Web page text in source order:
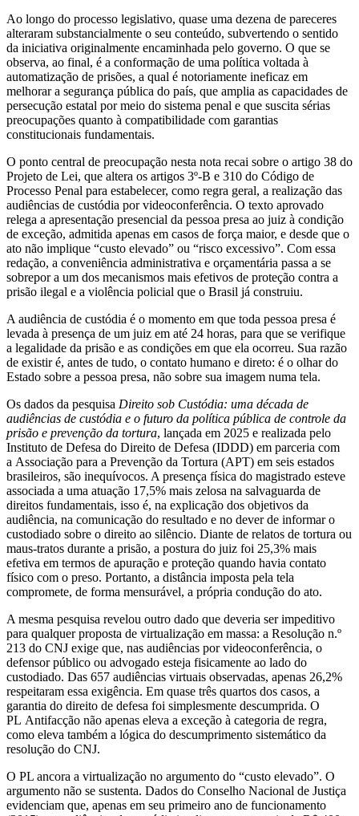
Ao longo do processo legislativo, quase uma dezena de pareceres
alteraram substancialmente o seu conteúdo, subvertendo o sentido
da iniciativa originalmente encaminhada pelo governo. O que se
observa, ao final, é a conformação de uma política voltada à
automatização de prisões, a qual é notoriamente ineficaz em
melhorar a segurança pública do país, que amplia as capacidades de
persecução estatal por meio do sistema penal e que suscita sérias
preocupações quanto à compatibilidade com garantias
constitucionais fundamentais.
O ponto central de preocupação nesta nota recai sobre o artigo 38 do
Projeto de Lei, que altera os artigos 3º-B e 310 do Código de
Processo Penal para estabelecer, como regra geral, a realização das
audiências de custódia por videoconferência. O texto aprovado
relega a apresentação presencial da pessoa presa ao juiz à condição
de exceção, admitida apenas em casos de força maior, e desde que o
ato não implique “custo elevado” ou “risco excessivo”. Com essa
redação, a conveniência administrativa e orçamentária passa a se
sobrepor a um dos mecanismos mais efetivos de proteção contra a
prisão ilegal e a violência policial que o Brasil já construiu.
A audiência de custódia é o momento em que toda pessoa presa é
levada à presença de um juiz em até 24 horas, para que se verifique
a legalidade da prisão e as condições em que ela ocorreu. Sua razão
de existir é, antes de tudo, o contato humano e direto: é o olhar do
Estado sobre a pessoa presa, não sobre sua imagem numa tela.
Os dados da pesquisa Direito sob Custódia: uma década de
audiências de custódia e o futuro da política pública de controle da
prisão e prevenção da tortura, lançada em 2025 e realizada pelo
Instituto de Defesa do Direito de Defesa (IDDD) em parceria com
a Associação para a Prevenção da Tortura (APT) em seis estados
brasileiros, são inequívocos. A presença física do magistrado esteve
associada a uma atuação 17,5% mais zelosa na salvaguarda de
direitos fundamentais, isso é, na explicação dos objetivos da
audiência, na comunicação do resultado e no dever de informar o
custodiado sobre o direito ao silêncio. Diante de relatos de tortura ou
maus-tratos durante a prisão, a postura do juiz foi 25,3% mais
efetiva em termos de apuração e proteção quando havia contato
físico com o preso. Portanto, a distância imposta pela tela
compromete, de forma mensurável, a própria condução do ato.
A mesma pesquisa revelou outro dado que deveria ser impeditivo
para qualquer proposta de virtualização em massa: a Resolução n.º
213 do CNJ exige que, nas audiências por videoconferência, o
defensor público ou advogado esteja fisicamente ao lado do
custodiado. Das 657 audiências virtuais observadas, apenas 26,2%
respeitaram essa exigência. Em quase três quartos dos casos, a
garantia do direito de defesa foi simplesmente descumprida. O
PL Antifacção não apenas eleva a exceção à categoria de regra,
como eleva também a lógica do descumprimento sistemático da
resolução do CNJ.
O PL ancora a virtualização no argumento do “custo elevado”. O
argumento não se sustenta. Dados do Conselho Nacional de Justiça
evidenciam que, apenas em seu primeiro ano de funcionamento